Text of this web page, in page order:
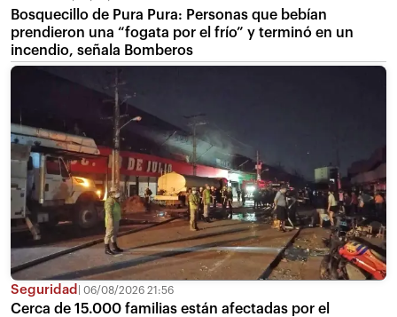
Bosquecillo de Pura Pura: Personas que bebían
prendieron una “fogata por el frío” y terminó en un
incendio, señala Bomberos
Seguridad 06/08/2026 21:56
Cerca de 15.000 familias están afectadas por el